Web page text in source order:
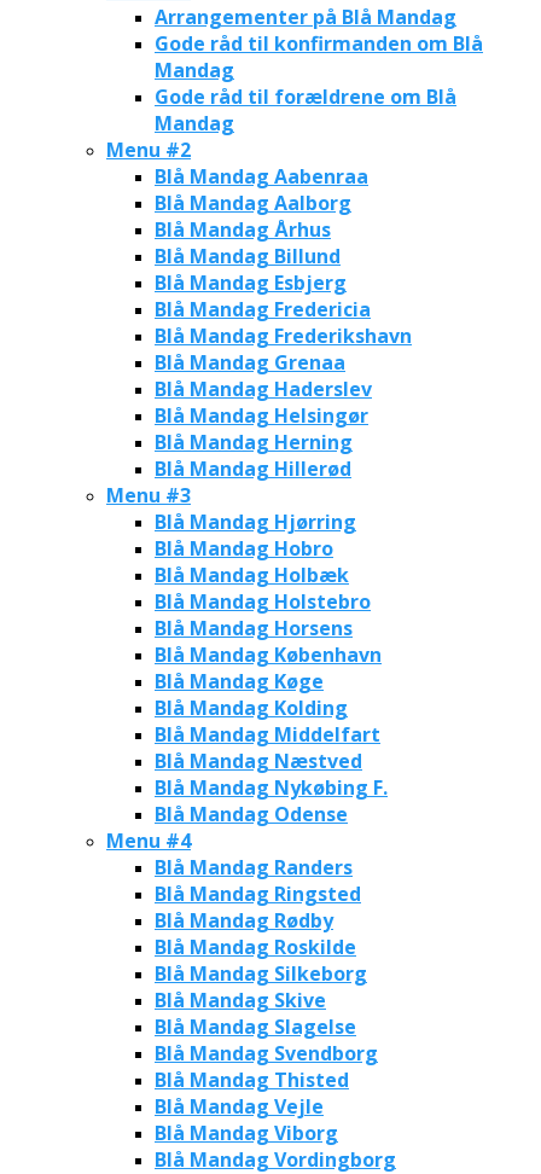
Arrangementer på Blå Mandag
Gode råd til konfirmanden om Blå
Mandag
Gode råd til forældrene om Blå
Mandag
Menu #2
Blå Mandag Aabenraa
Blå Mandag Aalborg
Blå Mandag Århus
Blå Mandag Billund
Blå Mandag Esbjerg
Blå Mandag Fredericia
Blå Mandag Frederikshavn
Blå Mandag Grenaa
Blå Mandag Haderslev
Blå Mandag Helsingør
Blå Mandag Herning
Blå Mandag Hillerød
Menu #3
Blå Mandag Hjørring
Blå Mandag Hobro
Blå Mandag Holbæk
Blå Mandag Holstebro
Blå Mandag Horsens
Blå Mandag København
Blå Mandag Køge
Blå Mandag Kolding
Blå Mandag Middelfart
Blå Mandag Næstved
Blå Mandag Nykøbing F.
Blå Mandag Odense
Menu #4
Blå Mandag Randers
Blå Mandag Ringsted
Blå Mandag Rødby
Blå Mandag Roskilde
Blå Mandag Silkeborg
Blå Mandag Skive
Blå Mandag Slagelse
Blå Mandag Svendborg
Blå Mandag Thisted
Blå Mandag Vejle
Blå Mandag Viborg
Blå Mandag Vordingborg